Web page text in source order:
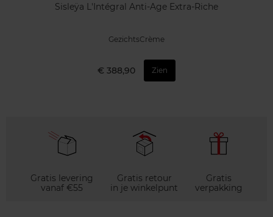
Sisleÿa L'Intégral Anti-Age Extra-Riche
GezichtsCrème
€ 388,90 Zien
Gratis levering
vanaf €55
Gratis retour
in je winkelpunt
Gratis
verpakking